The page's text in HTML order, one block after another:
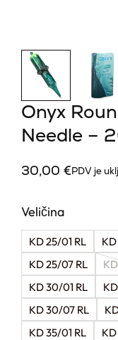
Onyx
Needle –
30,00 €PDV je
Veličina
KD 25/01 RL
KD 25/07 RL
KD 30/01 RL
KD 30/07 RL
KD 35/01 RL